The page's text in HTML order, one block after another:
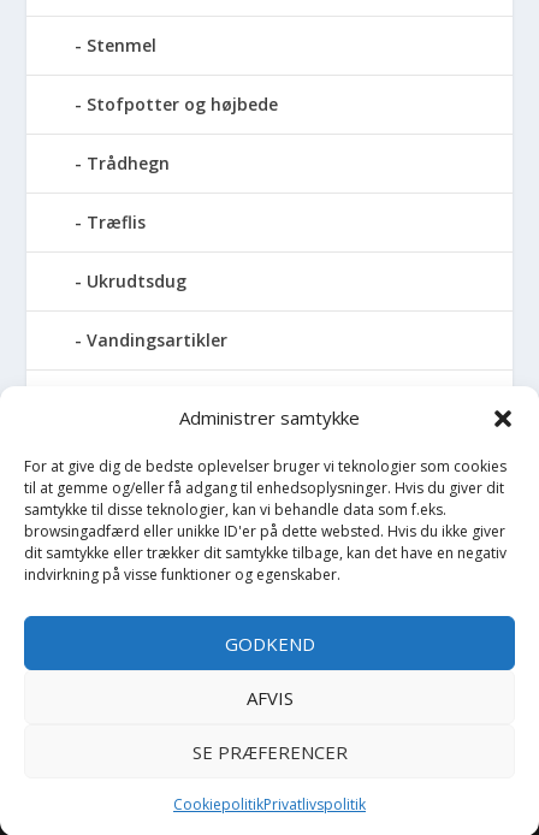
Administrer samtykke
For at give dig de bedste oplevelser bruger vi teknologier som cookies
til at gemme og/eller få adgang til enhedsoplysninger. Hvis du giver dit
samtykke til disse teknologier, kan vi behandle data som f.eks.
browsingadfærd eller unikke ID'er på dette websted. Hvis du ikke giver
dit samtykke eller trækker dit samtykke tilbage, kan det have en negativ
indvirkning på visse funktioner og egenskaber.
GODKEND
AFVIS
SE PRÆFERENCER
CookiepolitikPrivatlivspolitik
Stenmel
Stofpotter og højbede
Trådhegn
Træflis
Ukrudtsdug
Vandingsartikler
Vildthegn
vækstdug
Maling
Copyright BilligtByg.dk -Cookie politik-Privatlivspolitik